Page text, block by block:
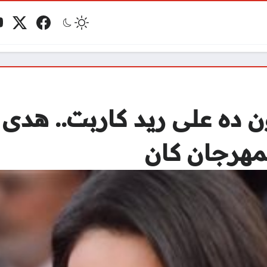
فيسبوك
ده على ريد كاربت..
كان